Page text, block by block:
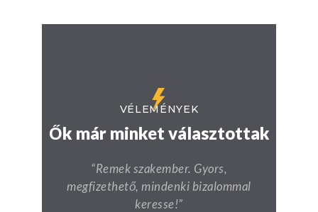
VÉLEMÉNYEK
Ők már minket választottak
“Remek szakember. Gyors,
megfizethető, mindenki bizalommal
keresse!”